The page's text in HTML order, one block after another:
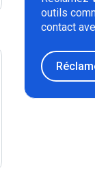
outils
contact